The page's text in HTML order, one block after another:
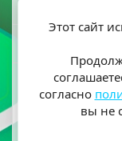
Я
Этот сайт
согласно
вы не